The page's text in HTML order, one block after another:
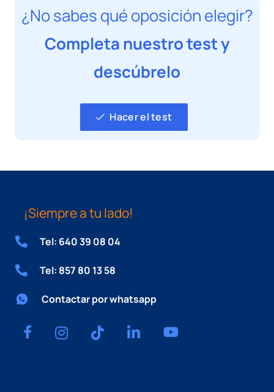
¿No sabes qué oposición elegir?
Completa nuestro test y
descúbrelo
Hacer el test
¡Siempre a tu lado!
Tel: 640 39 08 04
Tel: 857 80 13 58
Contactar por whatsapp